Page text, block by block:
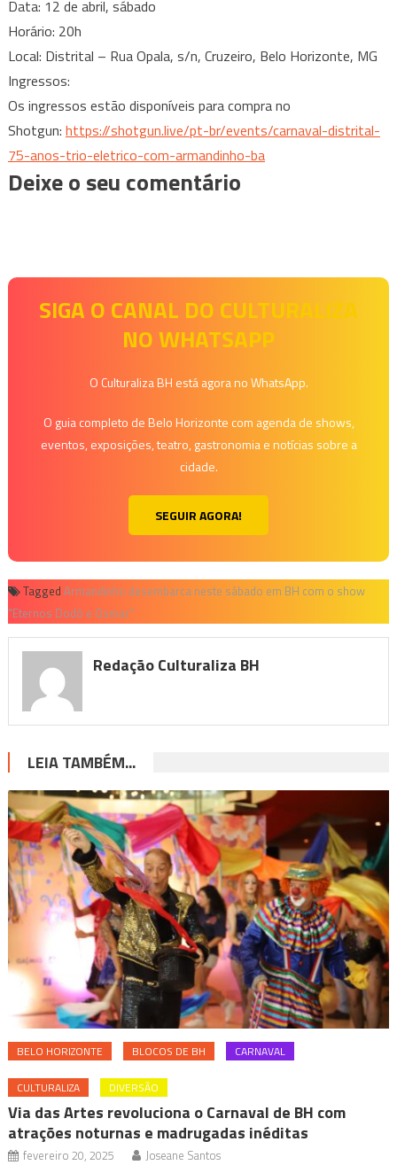
Data: 12 de abril, sábado
Horário: 20h
Local: Distrital – Rua Opala, s/n, Cruzeiro, Belo Horizonte, MG
Ingressos:
Os ingressos estão disponíveis para compra no
Shotgun: https://shotgun.live/pt-br/events/carnaval-distrital-
75-anos-trio-eletrico-com-armandinho-ba
Deixe o seu comentário
SIGA O CANAL DO CULTURALIZA
NO WHATSAPP
O Culturaliza BH está agora no WhatsApp.
O guia completo de Belo Horizonte com agenda de shows,
eventos, exposições, teatro, gastronomia e notícias sobre a
cidade.
SEGUIR AGORA!
Tagged Armandinho desembarca neste sábado em BH com o show
"Eternos Dodô e Osmar"
Redação Culturaliza BH
LEIA TAMBÉM...
BELO HORIZONTE BLOCOS DE BH CARNAVAL
CULTURALIZA DIVERSÃO
Via das Artes revoluciona o Carnaval de BH com
atrações noturnas e madrugadas inéditas
fevereiro 20, 2025 Joseane Santos